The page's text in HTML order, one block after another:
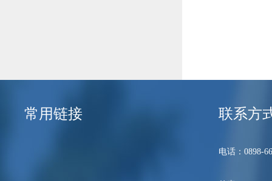
常用链接 联系方
电话：0898-